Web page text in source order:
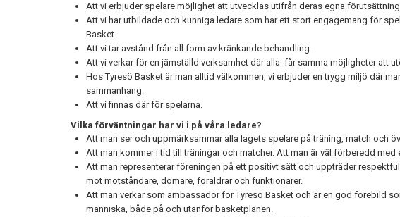
Att vi erbjuder spelare möjlighet att utvecklas utifrån deras egna
Att vi har utbildade och kunniga ledare som har ett stort engagemang för
Basket.
Att vi tar avstånd från all form av kränkande behandling.
Att vi verkar för en jämställd verksamhet där alla får samma möjligheter att
Hos Tyresö Basket är man alltid välkommen, vi erbjuder en trygg miljö där
sammanhang.
Att vi finnas där för spelarna.
Vilka förväntningar har vi i på våra ledare?
Att man ser och uppmärksammar alla lagets spelare på träning, match och
Att man kommer i tid till träningar och matcher. Att man är väl förberedd med
Att man representerar föreningen på ett positivt sätt och uppträder
mot motståndare, domare, föräldrar och funktionärer.
Att man verkar som ambassadör för Tyresö Basket och är en god förebild
människa, både på och utanför basketplanen.